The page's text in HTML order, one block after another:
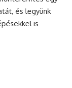
és legyünk
is